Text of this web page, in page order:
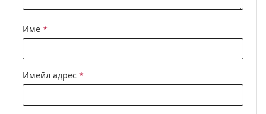
Име *
Имейл адрес *